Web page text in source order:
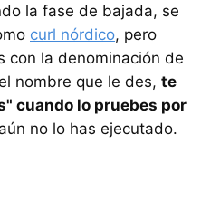
la fase de bajada, se
curl nórdico, pero
con la denominación de
nombre que le des, te
cuando lo pruebes por
no lo has ejecutado.